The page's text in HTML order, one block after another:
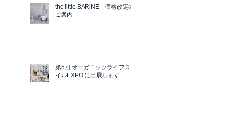
the little BARiNE 価格改定の
ご案内
第5回 オーガニックライフスタ
イルEXPO に出展します